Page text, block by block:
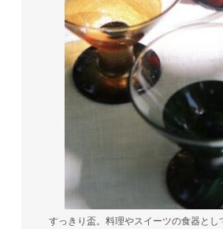
すっきり盃。料理やスイーツの食器とし